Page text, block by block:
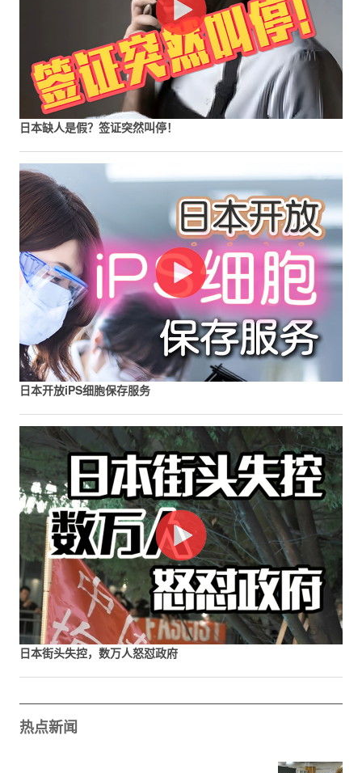
日本缺人是假？签证突然叫停！
日本开放iPS细胞保存服务
日本街头失控，数万人怒怼政府
热点新闻